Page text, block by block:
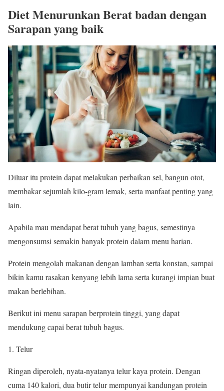
Diet Menurunkan Berat badan dengan
Sarapan yang baik
Diluar itu protein dapat melakukan perbaikan sel, bangun otot,
membakar sejumlah kilo-gram lemak, serta manfaat penting yang
lain.
Apabila mau mendapat berat tubuh yang bagus, semestinya
mengonsumsi semakin banyak protein dalam menu harian.
Protein mengolah makanan dengan lamban serta konstan, sampai
bikin kamu rasakan kenyang lebih lama serta kurangi impian buat
makan berlebihan.
Berikut ini menu sarapan berprotein tinggi, yang dapat
mendukung capai berat tubuh bagus.
1. Telur
Ringan diperoleh, nyata-nyatanya telur kaya protein. Dengan
cuma 140 kalori, dua butir telur mempunyai kandungan protein